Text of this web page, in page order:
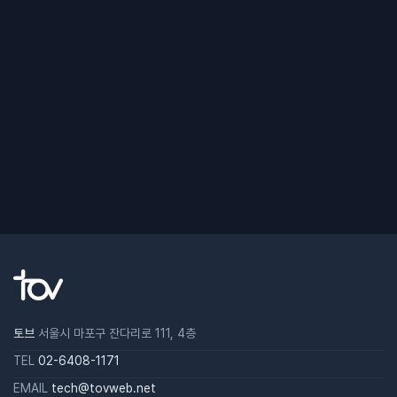
토브 서울시 마포구 잔다리로 111, 4층
TEL 02-6408-1171
EMAIL tech@tovweb.net